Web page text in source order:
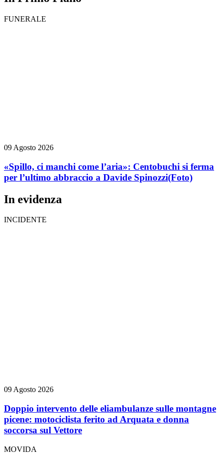
FUNERALE
09 Agosto 2026
«Spillo, ci manchi come l’aria»: Centobuchi si ferma
per l’ultimo abbraccio a Davide Spinozzi(Foto)
In evidenza
INCIDENTE
09 Agosto 2026
Doppio intervento delle eliambulanze sulle montagne
picene: motociclista ferito ad Arquata e donna
soccorsa sul Vettore
MOVIDA